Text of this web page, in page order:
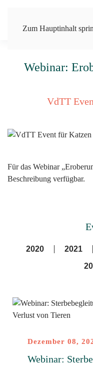
Zum Hauptinhalt
Webinar:
VdTT
Für das Webinar
Beschreibung verfügbar.
2020 2021
Dezember 08,
Webinar: